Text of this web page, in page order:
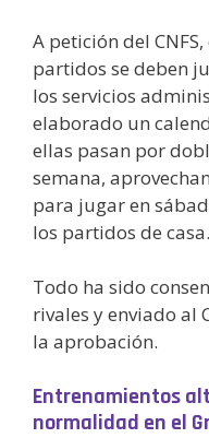
A petición del
partidos se deben
los servicios
elaborado un
ellas pasan por
semana,
para jugar en
los partidos de casa.
Todo ha sido
rivales y enviado al
la aprobación.
Entrenamientos
normalidad en el